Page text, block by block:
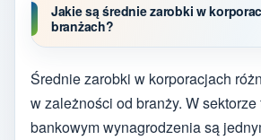
Jakie są średnie zarobki w
branżach?
Średnie zarobki w korporacjach
w zależności od branży. W
bankowym wynagrodzenia są